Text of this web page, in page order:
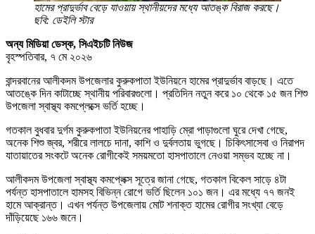
হামের প্রাদুর্ভাব বেড়ে যাওয়ায় স্থানীয়দের মধ্যে আতঙ্ক বিরাজ করছে।
ছবি: ডেইলি স্টার
অন্য মিডিয়া ডেস্ক, সিএইচটি নিউজ
বৃহস্পতিবার, ৭ মে ২০২৬
বান্দরবানের আলীকদম উপজেলার কুরুকপাতা ইউনিয়নে হামের প্রাদুর্ভাব বাড়ছে। এতে
আতঙ্কে দিন কাটাচ্ছে স্থানীয় পরিবারগুলো। প্রতিদিন নতুন করে ১০ থেকে ১৫ জন শিশু
উপজেলা স্বাস্থ্য কমপ্লেক্সে ভর্তি হচ্ছে।
গতকাল বুধবার দুর্গম কুরুকপাতা ইউনিয়নের পাহাড়ি ম্রো পাড়াগুলো ঘুরে দেখা গেছে,
অনেক শিশু জ্বর, শরীরে লালচে দানা, কাশি ও দুর্বলতায় ভুগছে। চিকিৎসাসেবা ও নিরাপদ
যাতায়াতের সংকটে অনেক রোগীকেই সময়মতো হাসপাতালে নেওয়া সম্ভব হচ্ছে না।
আলীকদম উপজেলা স্বাস্থ্য কমপ্লেক্স সূত্রে জানা গেছে, গতকাল বিকেল সাড়ে ৪টা
পর্যন্ত হাসপাতালে হামসহ বিভিন্ন রোগে ভর্তি ছিলেন ১০১ জন। এর মধ্যে ৭৭ জনই
হামে আক্রান্ত। এখন পর্যন্ত উপজেলায় মোট শনাক্ত হামের রোগীর সংখ্যা বেড়ে
দাঁড়িয়েছে ১৬৬ জনে।